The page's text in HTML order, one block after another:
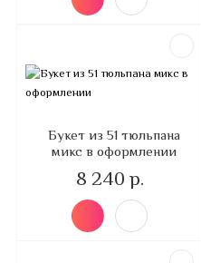
Букет из 51 тюльпана
микс в оформлении
8 240 р.